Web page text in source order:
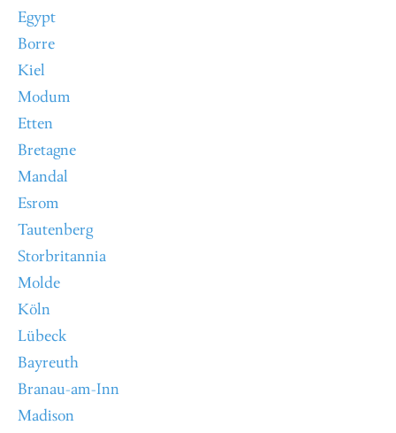
Egypt
Borre
Kiel
Modum
Etten
Bretagne
Mandal
Esrom
Tautenberg
Storbritannia
Molde
Köln
Lübeck
Bayreuth
Branau-am-Inn
Madison